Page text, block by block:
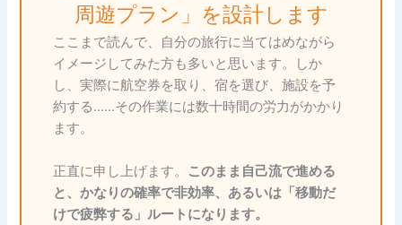
周遊プラン」を設計します
ここまで読んで、自分の旅行に当てはめながら
イメージしてみた方も多いと思います。しか
し、実際に航空券を取り、宿を選び、施設を予
約する……その作業には数十時間の労力がかかり
ます。
正直に申し上げます。 このまま自己流で進める
と、かなりの確率で非効率、あるいは「移動だ
けで疲弊する」ルートになります。